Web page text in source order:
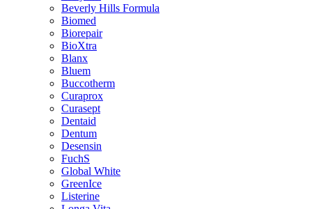
Beverly Hills Formula
Biomed
Biorepair
BioXtra
Blanx
Bluem
Buccotherm
Curaprox
Curasept
Dentaid
Dentum
Desensin
FuchS
Global White
GreenIce
Listerine